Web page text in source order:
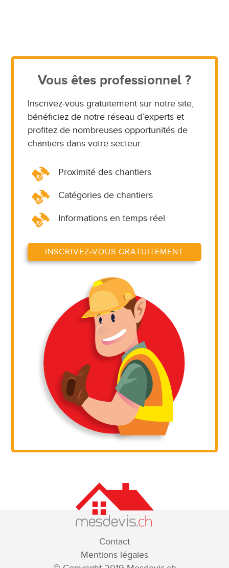
Vous êtes professionnel ?
Inscrivez-vous gratuitement sur notre site,
bénéficiez de notre réseau d’experts et
profitez de nombreuses opportunités de
chantiers dans votre secteur.
Proximité des chantiers
Catégories de chantiers
Informations en temps réel
INSCRIVEZ-VOUS GRATUITEMENT
Contact
Mentions légales